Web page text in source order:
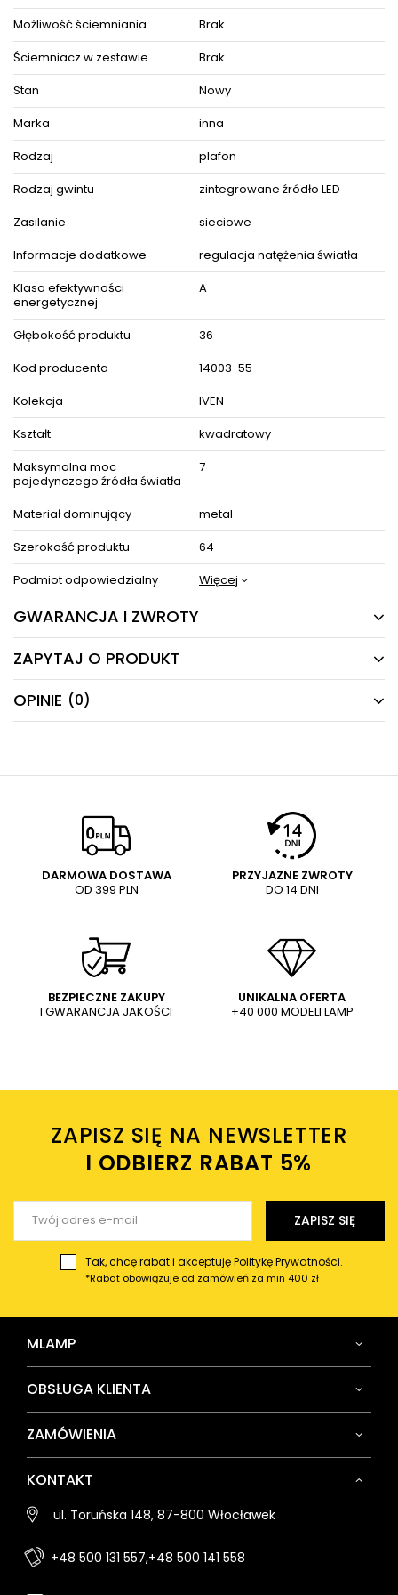
ZOBACZ PODOBNE PRODUKTY W KATEGORIACH
Możliwość ściemniania
Brak
Ściemniacz w zestawie
Brak
Stan
Nowy
Marka
inna
Rodzaj
plafon
Rodzaj gwintu
zintegrowane źródło LED
Zasilanie
sieciowe
Informacje dodatkowe
regulacja natężenia światła
Klasa efektywności
energetycznej
A
Głębokość produktu
36
Kod producenta
14003-55
Kolekcja
IVEN
Kształt
kwadratowy
Maksymalna moc
pojedynczego źródła światła
7
Materiał dominujący
metal
Szerokość produktu
64
Podmiot odpowiedzialny
Więcej
GWARANCJA I ZWROTY
24 MIESIĄCE
Producent gwarantuje naprawę lub wymianę sprzętu
do 24 miesięcy od daty zakupu. Skontaktuj się ze
sklepem za pośrednictwem formularza reklamacji
ZAPYTAJ O PRODUKT
Masz pytania odnośnie produktu, oferty lub współpracy z
nami?
E-mail
Pytanie
OPINIE (0)
5/5
Treść twojej opinii
Dodaj własne zdjęcie produktu:
Twoje imię
Twój email
DARMOWA DOSTAWA
OD 399 PLN
PRZYJAZNE ZWROTY
DO 14 DNI
BEZPIECZNE ZAKUPY
I GWARANCJA JAKOŚCI
UNIKALNA OFERTA
+40 000 MODELI LAMP
ZAPISZ SIĘ NA NEWSLETTER
I ODBIERZ RABAT 5%ㅤ
ZAPISZ SIĘ
Tak, chcę rabat i akceptujęPolitykę Prywatności.
*Rabat obowiązuje od zamówień za min 400 zł
MLAMP
OBSŁUGA KLIENTA
ZAMÓWIENIA
KONTAKT
ul. Toruńska 148, 87-800 Włocławek
+48 500 131 557,+48 500 141 558